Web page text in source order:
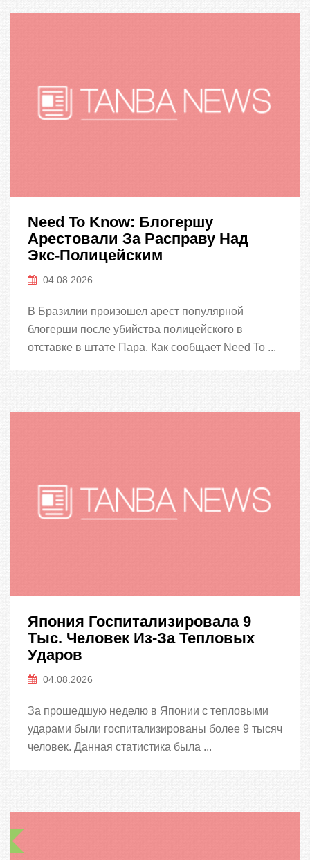
Need To Know: Блогершу
Арестовали За Расправу Над
Экс-Полицейским
04.08.2026
В Бразилии произошел арест популярной
блогерши после убийства полицейского в
отставке в штате Пара. Как сообщает Need To ...
Япония Госпитализировала 9
Тыс. Человек Из-За Тепловых
Ударов
04.08.2026
За прошедшую неделю в Японии с тепловыми
ударами были госпитализированы более 9 тысяч
человек. Данная статистика была ...